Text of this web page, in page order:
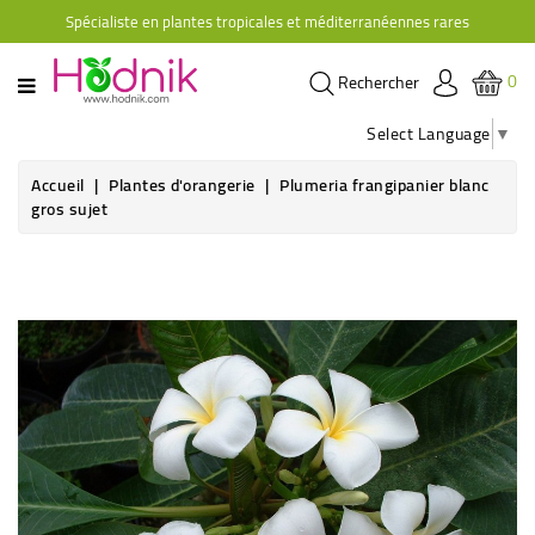
Spécialiste en plantes tropicales et méditerranéennes rares
CATÉGORIE
PLANTES
GRIMPANTES
BRUGMANSIAS
PLANTES
RUSTIQUES
PLANTES
RETOMBANTES
0
Rechercher
Select Language ▼
Accueil
Plantes d'orangerie Plumeria frangipanier blanc
gros sujet